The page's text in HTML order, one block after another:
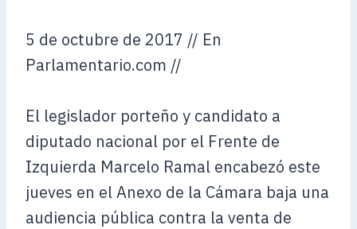
5 de octubre de 2017 // En
Parlamentario.com //
El legislador porteño y candidato a
diputado nacional por el Frente de
Izquierda Marcelo Ramal encabezó este
jueves en el Anexo de la Cámara baja una
audiencia pública contra la venta de